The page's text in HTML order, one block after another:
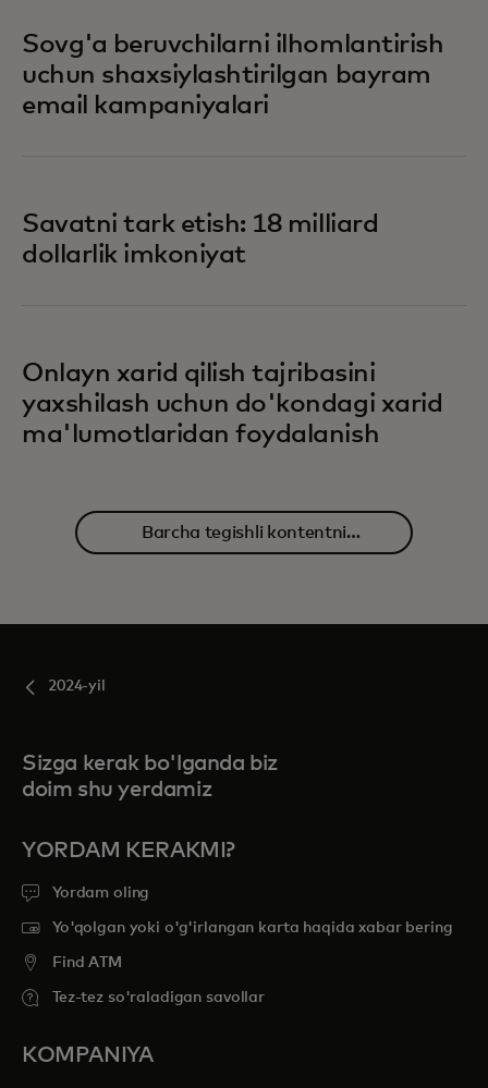
Sovg'a beruvchilarni ilhomlantirish
uchun shaxsiylashtirilgan bayram
email kampaniyalari
Savatni tark etish: 18 milliard
dollarlik imkoniyat
Onlayn xarid qilish tajribasini
yaxshilash uchun do'kondagi xarid
ma'lumotlaridan foydalanish
Barcha tegishli kontentni
2024-yil
Sizga kerak bo'lganda biz
doim shu yerdamiz
YORDAM KERAKMI?
Yordam oling
Yo'qolgan yoki o'g'irlangan karta haqida xabar bering
Find ATM
Tez-tez so'raladigan savollar
KOMPANIYA